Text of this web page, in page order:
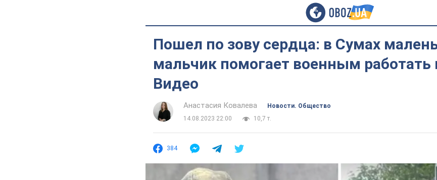
Пошел по зову сердца: в Сумах
мальчик помогает военным работать
Видео
Анастасия Ковалева
Новости. Общество
14.08.2023 22:00
10,7 т.
384